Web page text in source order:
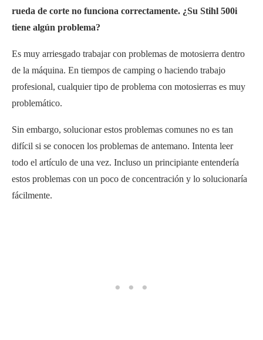
rueda de corte no funciona correctamente. ¿Su Stihl 500i
tiene algún problema?
Es muy arriesgado trabajar con problemas de motosierra dentro
de la máquina. En tiempos de camping o haciendo trabajo
profesional, cualquier tipo de problema con motosierras es muy
problemático.
Sin embargo, solucionar estos problemas comunes no es tan
difícil si se conocen los problemas de antemano. Intenta leer
todo el artículo de una vez. Incluso un principiante entendería
estos problemas con un poco de concentración y lo solucionaría
fácilmente.